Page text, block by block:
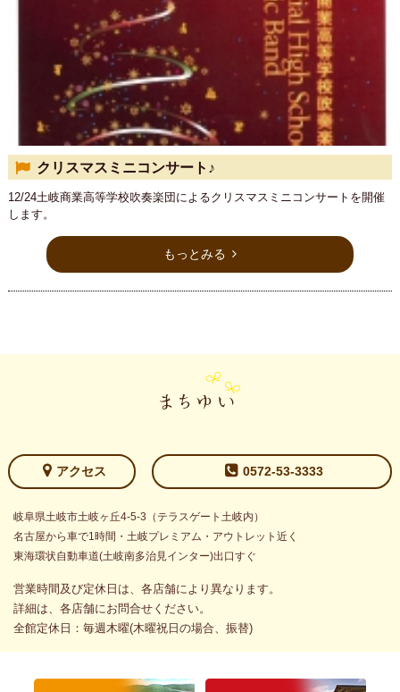
クリスマスミニコンサート♪
12/24土岐商業高等学校吹奏楽団によるクリスマスミニコンサートを開催
します。
もっとみる
アクセス 0572-53-3333
岐阜県土岐市土岐ヶ丘4-5-3（テラスゲート土岐内）
名古屋から車で1時間・土岐プレミアム・アウトレット近く
東海環状自動車道(土岐南多治見インター)出口すぐ
営業時間及び定休日は、各店舗により異なります。
詳細は、各店舗にお問合せください。
全館定休日：毎週木曜(木曜祝日の場合、振替)